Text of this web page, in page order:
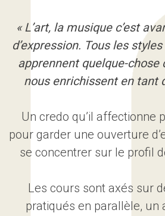
« L’art, la musique c’est
d’expression. Tous les
apprennent quelque-chose
nous enrichissent en tant
Un credo qu’il affectionne
pour garder une ouverture
se concentrer sur le profil
Les cours sont axés sur
pratiqués en parallèle, un